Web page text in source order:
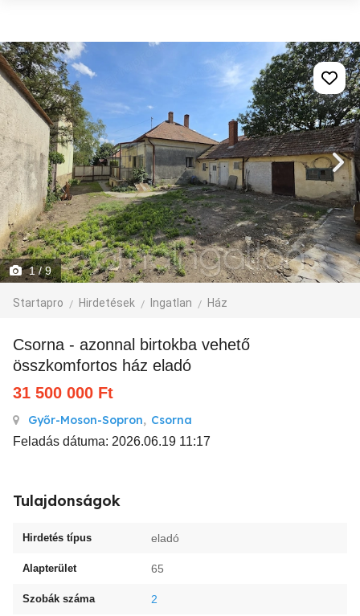
1/ 9
Startapro Hirdetések Ingatlan Ház
Csorna - azonnal birtokba vehető
összkomfortos ház eladó
31 500 000 Ft
Győr-Moson-Sopron, Csorna
Feladás dátuma: 2026.06.19 11:17
Tulajdonságok
Hirdetés típus eladó
Alapterület 65
Szobák száma 2